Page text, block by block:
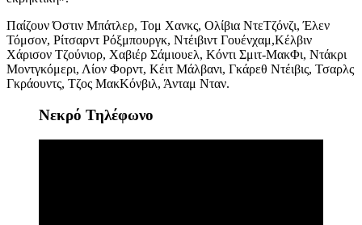
ΠαίζουνΌστιν Μπάτλερ, Τομ Χανκς, Ολίβια ΝτεΤζόνζι, Έλεν
Τόμσον, Ρίτσαρντ Ρόξμπουργκ, Ντέιβιντ Γουένχαμ,Κέλβιν
Χάρισον Τζούνιορ, Χαβιέρ Σάμιουελ, Κόντι Σμιτ-ΜακΦι, Ντάκρι
Μοντγκόμερι, Λίον Φορντ, Κέιτ Μάλβανι, Γκάρεθ Ντέιβις, Τσαρλς
Γκράουντς, Τζος ΜακΚόνβιλ, Άνταμ Νταν.
Νεκρό Τηλέφωνο